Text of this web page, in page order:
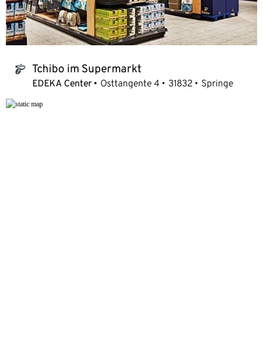
tchibo_logo Tchibo im Supermarkt
EDEKA Center Osttangente 4 31832 Springe